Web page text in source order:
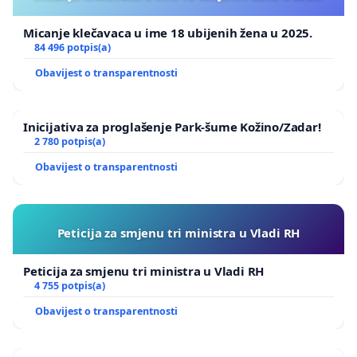
Micanje klečavaca u ime 18 ubijenih žena u 2025.
84 496 potpis(a)
Obavijest o transparentnosti
Inicijativa za proglašenje Park-šume Kožino/Zadar!
2 780 potpis(a)
Obavijest o transparentnosti
Peticija za smjenu tri ministra u Vladi RH
Peticija za smjenu tri ministra u Vladi RH
4 755 potpis(a)
Obavijest o transparentnosti